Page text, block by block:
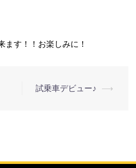
ます！！お楽しみに！
試乗車デビュー♪ ⟶